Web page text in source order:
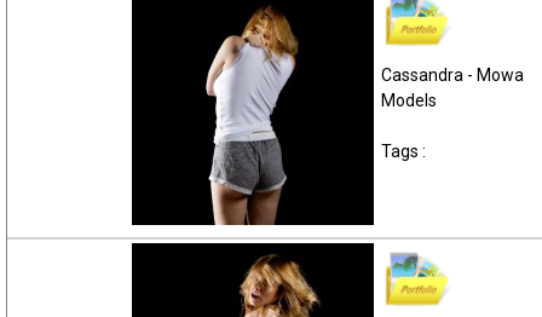
Cassandra - Mowa
Models
Tags :